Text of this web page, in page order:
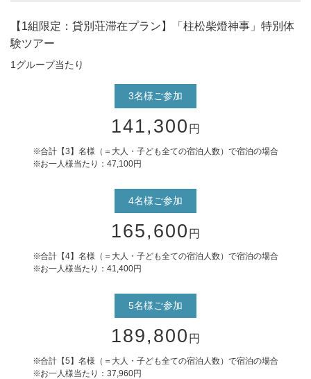
【1組限定：貸別荘滞在プラン】「柱松柴燈神事」特別体
験ツアー
1グループ当たり
3名様ご参加
141,300 円
合計【3】名様（＝大人・子ども全ての宿泊人数）で宿泊の場合
お一人様当たり：47,100円
4名様ご参加
165,600 円
合計【4】名様（＝大人・子ども全ての宿泊人数）で宿泊の場合
お一人様当たり：41,400円
5名様ご参加
189,800 円
合計【5】名様（＝大人・子ども全ての宿泊人数）で宿泊の場合
お一人様当たり：37,960円